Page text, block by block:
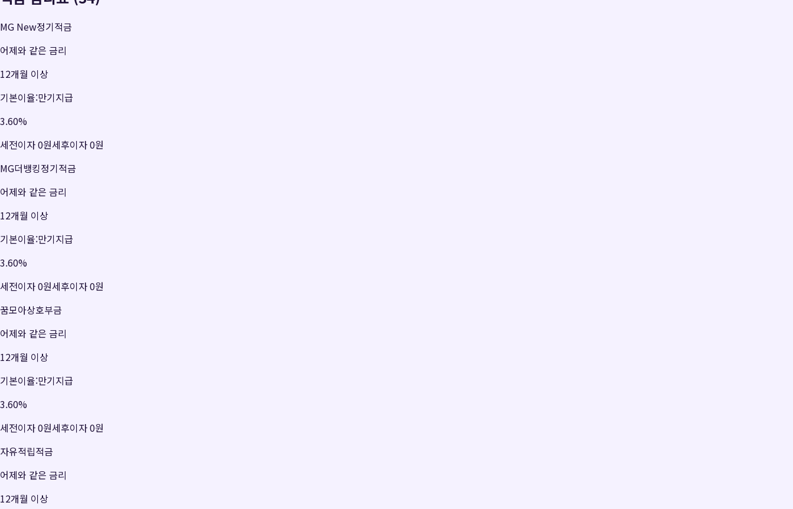
MG New정기적금
어제와 같은 금리
12개월 이상
기본이율:만기지급
3.60%
세전이자0원세후이자0원
MG더뱅킹정기적금
어제와 같은 금리
12개월 이상
기본이율:만기지급
3.60%
세전이자0원세후이자0원
꿈모아상호부금
어제와 같은 금리
12개월 이상
기본이율:만기지급
3.60%
세전이자0원세후이자0원
자유적립적금
어제와 같은 금리
12개월 이상